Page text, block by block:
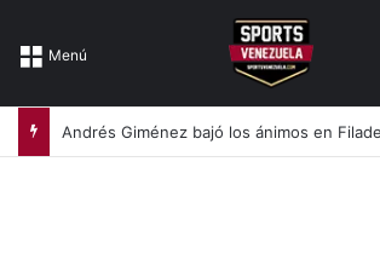
Menú
Andrés Giménez bajó los ánimos en